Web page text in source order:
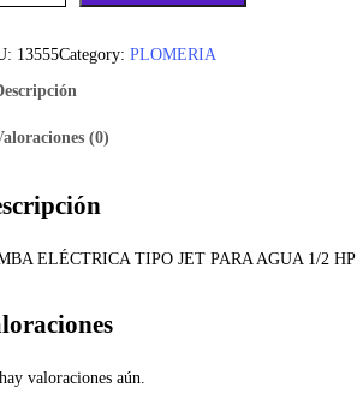
13555Category: PLOMERIA
(0)
ELÉCTRICA TIPO JET PARA AGUA 1/2 HP
valoraciones aún.